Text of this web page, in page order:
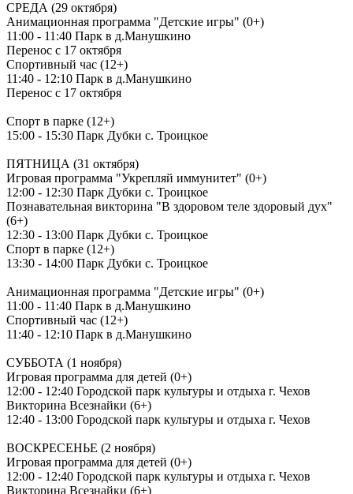
СРЕДА (29 октября)
Анимационная программа "Детские игры" (0+)
11:00 - 11:40 Парк в д.Манушкино
Перенос с 17 октября
Спортивный час (12+)
11:40 - 12:10 Парк в д.Манушкино
Перенос с 17 октября
Спорт в парке (12+)
15:00 - 15:30 Парк Дубки с. Троицкое
ПЯТНИЦА (31 октября)
Игровая программа "Укрепляй иммунитет" (0+)
12:00 - 12:30 Парк Дубки с. Троицкое
Познавательная викторина "В здоровом теле здоровый дух"
(6+)
12:30 - 13:00 Парк Дубки с. Троицкое
Спорт в парке (12+)
13:30 - 14:00 Парк Дубки с. Троицкое
Анимационная программа "Детские игры" (0+)
11:00 - 11:40 Парк в д.Манушкино
Спортивный час (12+)
11:40 - 12:10 Парк в д.Манушкино
СУББОТА (1 ноября)
Игровая программа для детей (0+)
12:00 - 12:40 Городской парк культуры и отдыха г. Чехов
Викторина Всезнайки (6+)
12:40 - 13:00 Городской парк культуры и отдыха г. Чехов
ВОСКРЕСЕНЬЕ (2 ноября)
Игровая программа для детей (0+)
12:00 - 12:40 Городской парк культуры и отдыха г. Чехов
Викторина Всезнайки (6+)